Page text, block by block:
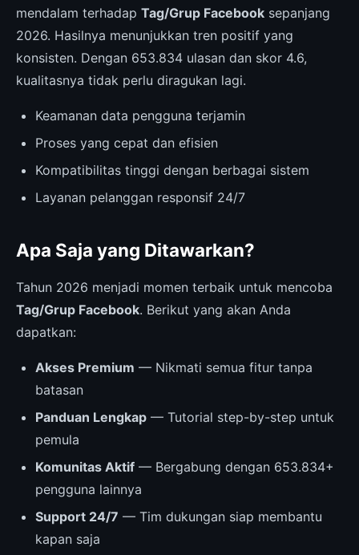
mendalam terhadap Tag/Grup Facebook sepanjang
2026. Hasilnya menunjukkan tren positif yang
konsisten. Dengan 653.834 ulasan dan skor 4.6,
kualitasnya tidak perlu diragukan lagi.
Keamanan data pengguna terjamin
Proses yang cepat dan efisien
Kompatibilitas tinggi dengan berbagai sistem
Layanan pelanggan responsif 24/7
Apa Saja yang Ditawarkan?
Tahun 2026 menjadi momen terbaik untuk mencoba
Tag/Grup Facebook. Berikut yang akan Anda
dapatkan:
Akses Premium — Nikmati semua fitur tanpa
batasan
Panduan Lengkap — Tutorial step-by-step untuk
pemula
Komunitas Aktif — Bergabung dengan 653.834+
pengguna lainnya
Support 24/7 — Tim dukungan siap membantu
kapan saja